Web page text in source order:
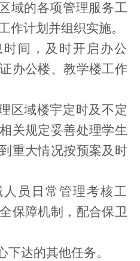
域的各项管理服务工
作计划并组织实施。
间，及时开启办公
办公楼、教学楼工作
区域楼宇定时及不定
关规定妥善处理学生
重大情况按预案及时
员日常管理考核工
保障机制，配合保卫
下达的其他任务。